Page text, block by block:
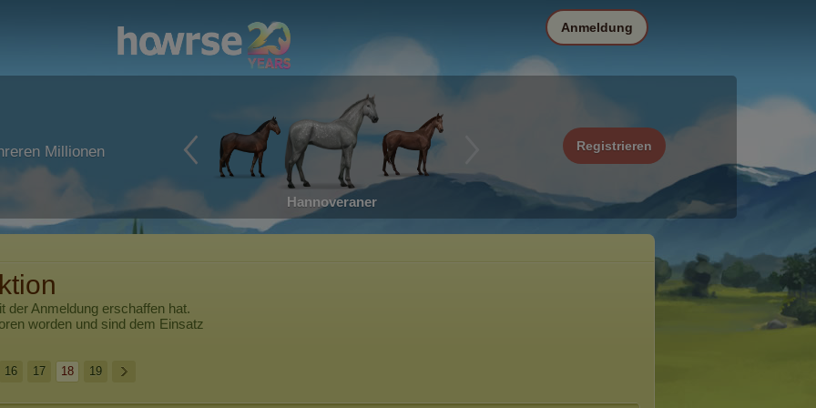
Millionen
Hannoveraner
Registrieren
Anmeldung
der Anmeldung erschaffen hat.
worden und sind dem Einsatz
16 17 18 19